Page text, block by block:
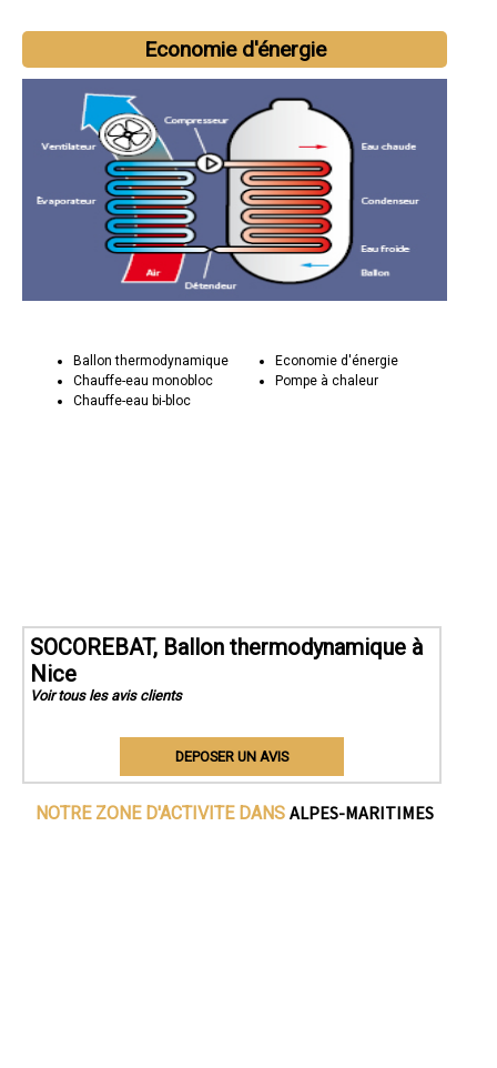
Economie d'énergie
Ballon thermodynamique
Chauffe-eau monobloc
Chauffe-eau bi-bloc
Economie d'énergie
Pompe à chaleur
SOCOREBAT, Ballon thermodynamique à
Nice
Voir tous les avis clients
DEPOSER UN AVIS
NOTRE ZONE D'ACTIVITE DANSALPES-MARITIMES